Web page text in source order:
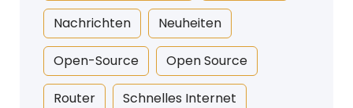
Nachrichten Neuheiten
Open-Source Open Source
Router Schnelles Internet